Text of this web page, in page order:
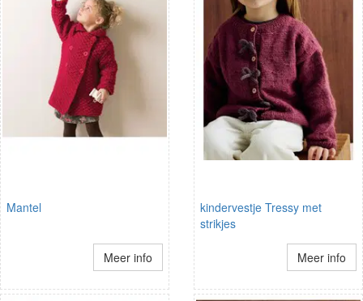
Mantel
Meer info
kindervestje Tressy met
strikjes
Meer info